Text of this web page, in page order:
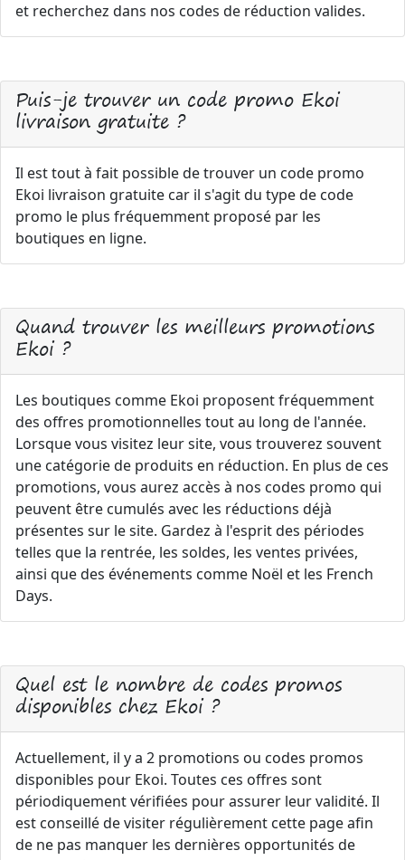
et recherchez dans nos codes de réduction valides.
Puis-je trouver un code promo Ekoi
livraison gratuite ?
Il est tout à fait possible de trouver un code promo
Ekoi livraison gratuite car il s'agit du type de code
promo le plus fréquemment proposé par les
boutiques en ligne.
Quand trouver les meilleurs promotions
Ekoi ?
Les boutiques comme Ekoi proposent fréquemment
des offres promotionnelles tout au long de l'année.
Lorsque vous visitez leur site, vous trouverez souvent
une catégorie de produits en réduction. En plus de ces
promotions, vous aurez accès à nos codes promo qui
peuvent être cumulés avec les réductions déjà
présentes sur le site. Gardez à l'esprit des périodes
telles que la rentrée, les soldes, les ventes privées,
ainsi que des événements comme Noël et les French
Days.
Quel est le nombre de codes promos
disponibles chez Ekoi ?
Actuellement, il y a 2 promotions ou codes promos
disponibles pour Ekoi. Toutes ces offres sont
périodiquement vérifiées pour assurer leur validité. Il
est conseillé de visiter régulièrement cette page afin
de ne pas manquer les dernières opportunités de